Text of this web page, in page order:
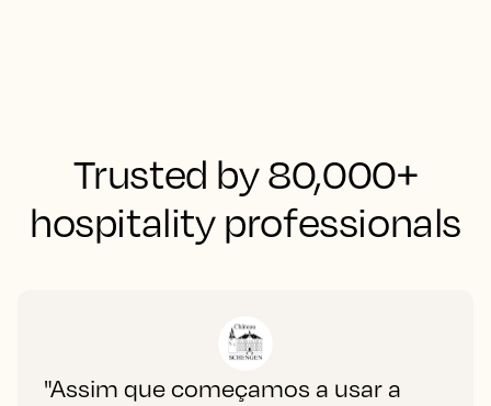
Trusted by 80,000+
hospitality professionals
"Assim que começamos a usar a